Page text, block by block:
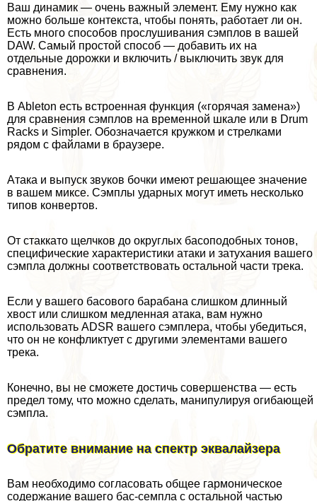
Ваш динамик — очень важный элемент. Ему нужно как
можно больше контекста, чтобы понять, работает ли он.
Есть много способов прослушивания сэмплов в вашей
DAW. Самый простой способ — добавить их на
отдельные дорожки и включить / выключить звук для
сравнения.
В Ableton есть встроенная функция («горячая замена»)
для сравнения сэмплов на временной шкале или в Drum
Racks и Simpler. Обозначается кружком и стрелками
рядом с файлами в браузере.
Атака и выпуск звуков бочки имеют решающее значение
в вашем миксе. Сэмплы ударных могут иметь несколько
типов конвертов.
От стаккато щелчков до округлых басоподобных тонов,
специфические хаpaктеристики атаки и затухания вашего
сэмпла должны соответствовать остальной части трека.
Если у вашего басового баpaбана слишком длинный
хвост или слишком медленная атака, вам нужно
использовать ADSR вашего сэмплера, чтобы убедиться,
что он не конфликтует с другими элементами вашего
трека.
Конечно, вы не сможете достичь совершенства — есть
предел тому, что можно сделать, манипулируя огибающей
сэмпла.
Обратите внимание на спектр эквалайзера
Вам необходимо согласовать общее гармоническое
содержание вашего бас-семпла с остальной частью